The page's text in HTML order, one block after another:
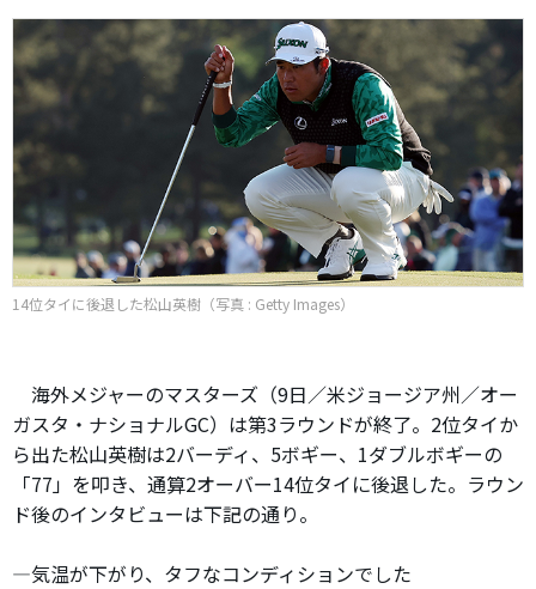
14位タイに後退した松山英樹（写真 : Getty Images）
海外メジャーのマスターズ（9日／米ジョージア州／オー
ガスタ・ナショナルGC）は第3ラウンドが終了。2位タイか
ら出た松山英樹は2バーディ、5ボギー、1ダブルボギーの
「77」を叩き、通算2オーバー14位タイに後退した。ラウン
ド後のインタビューは下記の通り。
―気温が下がり、タフなコンディションでした